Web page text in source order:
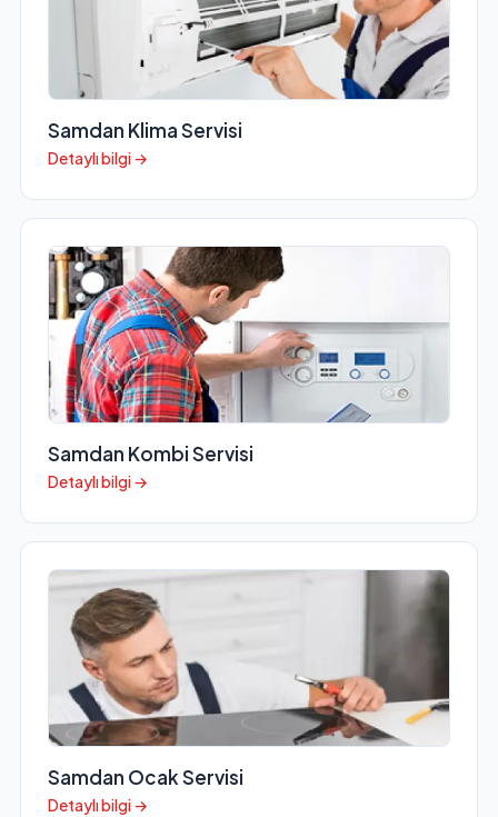
Samdan Klima Servisi
Detaylı bilgi →
Samdan Kombi Servisi
Detaylı bilgi →
Samdan Ocak Servisi
Detaylı bilgi →